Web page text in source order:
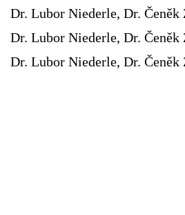
Dr. Lubor Niederle, Dr. Čeněk
Dr. Lubor Niederle, Dr. Čeněk
Dr. Lubor Niederle, Dr. Čeněk